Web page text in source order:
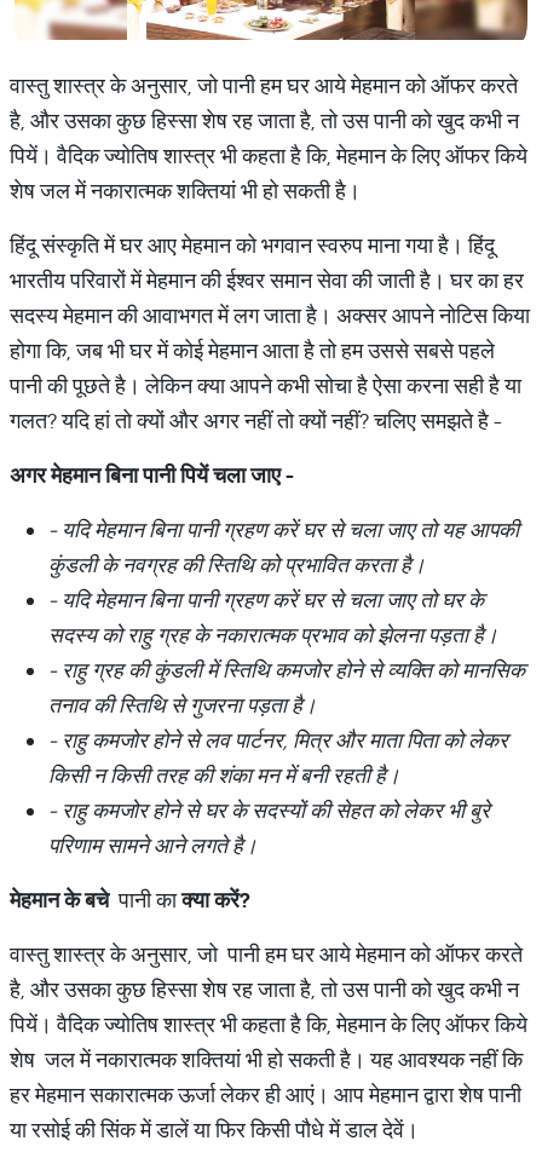
वास्तु शास्त्र के अनुसार, जो पानी हम घर आये मेहमान को ऑफर करते
है, और उसका कुछ हिस्सा शेष रह जाता है, तो उस पानी को खुद कभी न
पियें। वैदिक ज्योतिष शास्त्र भी कहता है कि, मेहमान के लिए ऑफर किये
शेष जल में नकारात्मक शक्तियां भी हो सकती है।
हिंदू संस्कृति में घर आए मेहमान को भगवान स्वरुप माना गया है। हिंदू
भारतीय परिवारों में मेहमान की ईश्वर समान सेवा की जाती है। घर का हर
सदस्य मेहमान की आवाभगत में लग जाता है। अक्सर आपने नोटिस किया
होगा कि, जब भी घर में कोई मेहमान आता है तो हम उससे सबसे पहले
पानी की पूछते है। लेकिन क्या आपने कभी सोचा है ऐसा करना सही है या
गलत? यदि हां तो क्यों और अगर नहीं तो क्यों नहीं? चलिए समझते है -
अगरमेहमानबिनापानी पियेंचलाजाए-
- यदि मेहमान बिना पानी ग्रहण करें घर से चला जाए तो यह आपकी
कुंडली के नवग्रह की स्तिथि को प्रभावित करता है।
- यदि मेहमान बिना पानी ग्रहण करें घर से चला जाए तो घर के
सदस्य को राहु ग्रह के नकारात्मक प्रभाव को झेलना पड़ता है।
- राहु ग्रह की कुंडली में स्तिथि कमजोर होने से व्यक्ति को मानसिक
तनाव की स्तिथि से गुजरना पड़ता है।
- राहु कमजोर होने से लव पार्टनर, मित्र और माता पिता को लेकर
किसी न किसी तरह की शंका मन में बनी रहती है।
- राहु कमजोर होने से घर के सदस्यों की सेहत को लेकर भी बुरे
परिणाम सामने आने लगते है।
मेहमानकेबचे पानी काक्याकरें?
वास्तु शास्त्र के अनुसार, जो पानी हम घर आये मेहमान को ऑफर करते
है, और उसका कुछ हिस्सा शेष रह जाता है, तो उस पानी को खुद कभी न
पियें। वैदिक ज्योतिष शास्त्र भी कहता है कि, मेहमान के लिए ऑफर किये
शेष जल में नकारात्मक शक्तियां भी हो सकती है। यह आवश्यक नहीं कि
हर मेहमान सकारात्मक ऊर्जा लेकर ही आएं। आप मेहमान द्वारा शेष पानी
या रसोई की सिंक में डालें या फिर किसी पौधे में डाल देवें।